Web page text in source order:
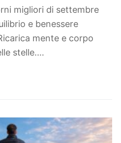
migliori di settembre
e benessere
mente e corpo
stelle.…